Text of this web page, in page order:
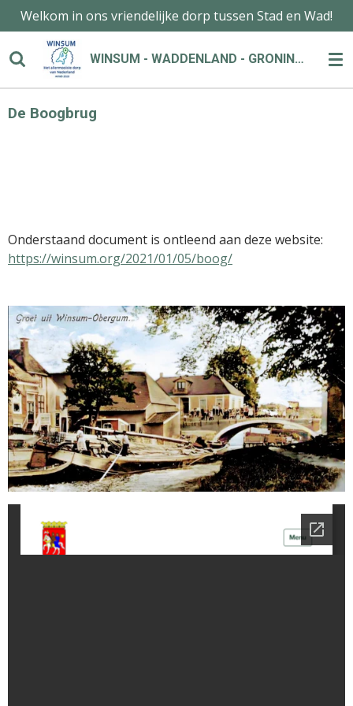
Ga
direct
naar
hoofdinhoud
WINSUM - WADDENLAND - GRONINGEN
Welkom in ons vriendelijke dorp tussen Stad en Wad!
De Boogbrug
Onderstaand document is ontleend aan deze website:
https://winsum.org/2021/01/05/boog/